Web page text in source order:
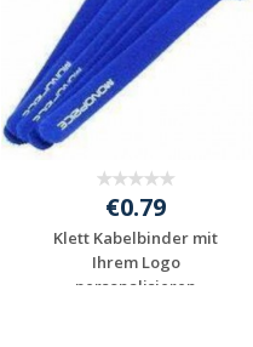
€0.79
Klett Kabelbinder mit
Ihrem Logo
personalisieren